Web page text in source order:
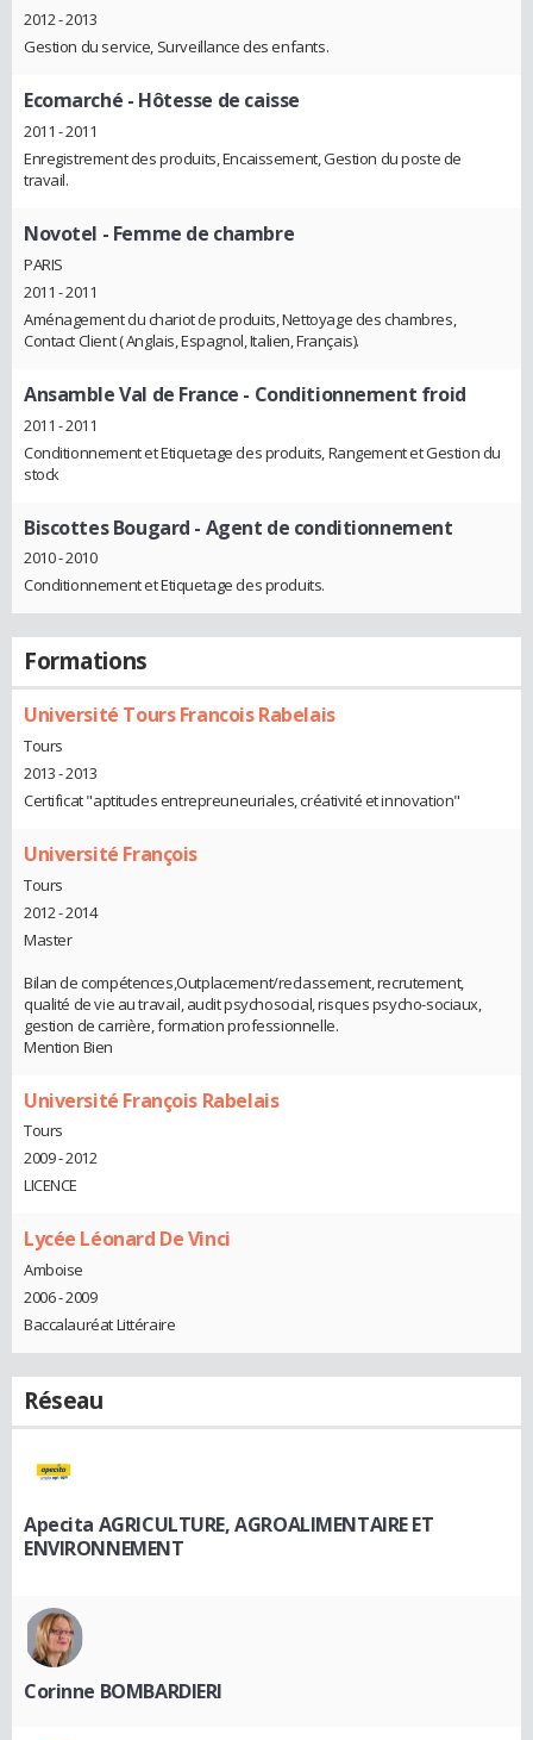
2012 - 2013
Gestion du service, Surveillance des enfants.
Ecomarché - Hôtesse de caisse
2011 - 2011
Enregistrement des produits, Encaissement, Gestion du poste de
travail.
Novotel - Femme de chambre
PARIS
2011 - 2011
Aménagement du chariot de produits, Nettoyage des chambres,
Contact Client ( Anglais, Espagnol, Italien, Français).
Ansamble Val de France - Conditionnement froid
2011 - 2011
Conditionnement et Etiquetage des produits, Rangement et Gestion du
stock
Biscottes Bougard - Agent de conditionnement
2010 - 2010
Conditionnement et Etiquetage des produits.
Formations
Université Tours Francois Rabelais
Tours
2013 - 2013
Certificat "aptitudes entrepreuneuriales, créativité et innovation"
Université François
Tours
2012 - 2014
Master
Bilan de compétences,Outplacement/reclassement, recrutement,
qualité de vie au travail, audit psychosocial, risques psycho-sociaux,
gestion de carrière, formation professionnelle.
Mention Bien
Université François Rabelais
Tours
2009 - 2012
LICENCE
Lycée Léonard De Vinci
Amboise
2006 - 2009
Baccalauréat Littéraire
Réseau
Apecita AGRICULTURE, AGROALIMENTAIRE ET
ENVIRONNEMENT
Corinne BOMBARDIERI